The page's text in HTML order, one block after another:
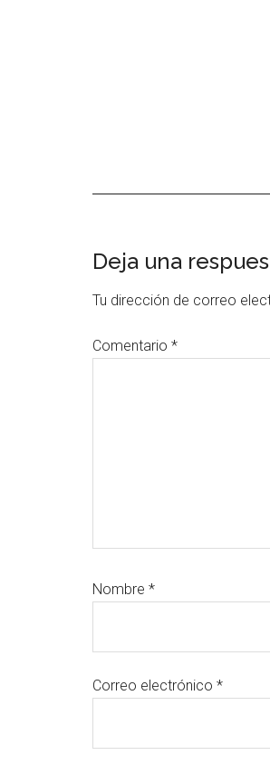
Interacciones
con
lectores
Deja una
Tu dirección de correo
Comentario *
Nombre *
Correo electrónico *